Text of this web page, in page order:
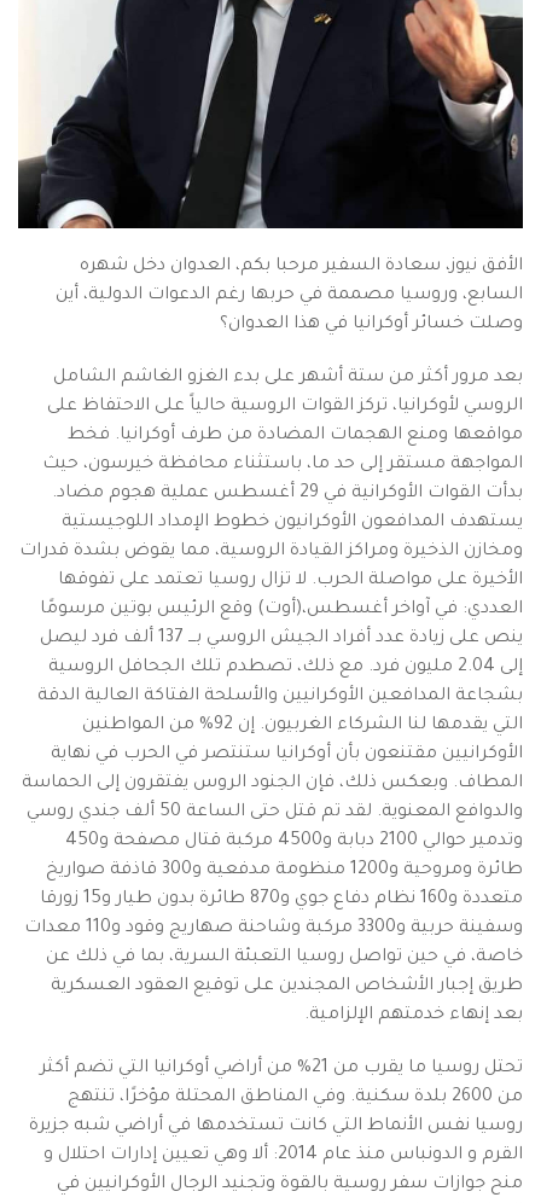
الأفق نيوز، سعادة السفير مرحبا بكم، العدوان دخل شهره
السابع، وروسيا مصممة في حربها رغم الدعوات الدولية، أين
وصلت خسائر أوكرانيا في هذا العدوان؟
بعد مرور أكثر من ستة أشهر على بدء الغزو الغاشم الشامل
الروسي لأوكرانيا، تركز القوات الروسية حالياً على الاحتفاظ على
مواقعها ومنع الهجمات المضادة من طرف أوكرانيا. فخط
المواجهة مستقر إلى حد ما، باستثناء محافظة خيرسون، حيث
بدأت القوات الأوكرانية في 29 أغسطس عملية هجوم مضاد.
يستهدف المدافعون الأوكرانيون خطوط الإمداد اللوجيستية
ومخازن الذخيرة ومراكز القيادة الروسية، مما يقوض بشدة قدرات
الأخيرة على مواصلة الحرب. لا تزال روسيا تعتمد على تفوقها
العددي: في آواخر أغسطس،(أوت) وقع الرئيس بوتين مرسومًا
ينص على زيادة عدد أفراد الجيش الروسي بـــ 137 ألف فرد ليصل
إلى 2.04 مليون فرد. مع ذلك، تصطدم تلك الجحافل الروسية
بشجاعة المدافعين الأوكرانيين والأسلحة الفتاكة العالية الدقة
التي يقدمها لنا الشركاء الغربيون. إن 92% من المواطنين
الأوكرانيين مقتنعون بأن أوكرانيا ستنتصر في الحرب في نهاية
المطاف. وبعكس ذلك، فإن الجنود الروس يفتقرون إلى الحماسة
والدوافع المعنوية. لقد تم قتل حتى الساعة 50 ألف جندي روسي
وتدمير حوالي 2100 دبابة و4500 مركبة قتال مصفحة و450
طائرة ومروحية و1200 منظومة مدفعية و300 قاذفة صواريخ
متعددة و160 نظام دفاع جوي و870 طائرة بدون طيار و15 زورقا
وسفينة حربية و3300 مركبة وشاحنة صهاريج وقود و110 معدات
خاصة، في حين تواصل روسيا التعبئة السرية، بما في ذلك عن
طريق إجبار الأشخاص المجندين على توقيع العقود العسكرية
بعد إنهاء خدمتهم الإلزامية.
تحتل روسيا ما يقرب من 21% من أراضي أوكرانيا التي تضم أكثر
من 2600 بلدة سكنية. وفي المناطق المحتلة مؤخرًا، تنتهج
روسيا نفس الأنماط التي كانت تستخدمها في أراضي شبه جزيرة
القرم و الدونباس منذ عام 2014: ألا وهي تعيين إدارات احتلال و
منح جوازات سفر روسية بالقوة وتجنيد الرجال الأوكرانيين في